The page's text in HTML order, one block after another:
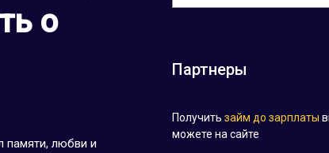
о
памяти, любви и
Партнеры
Получить займ до зарплаты
можете на сайте